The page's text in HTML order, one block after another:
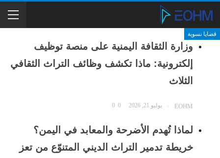
تقارير
وزارة الثقافة اليمنية على منصة توظيف
إلكترونية: ماذا تكشف وظائف التراث الثقافي
الثلاث
EOHM يوليو 21, 2026
أقليات
لماذا تُهدم الأضرحة والمعابد في اليمن؟
خريطة تدمير التراث الديني المتنوّع من تعز
تقارير
تقارير
تقارير
تقارير
تقارير
تقارير
تقارير
تقارير
قضايا نسوية
وعي مدني
قضايا نسوية